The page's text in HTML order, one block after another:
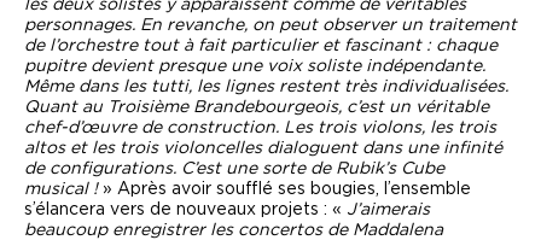
les deux solistes y apparaissent comme de véritables
personnages. En revanche, on peut observer un traitement
de l’orchestre tout à fait particulier et fascinant : chaque
pupitre devient presque une voix soliste indépendante.
Même dans les tutti, les lignes restent très individualisées.
Quant au Troisième Brandebourgeois, c’est un véritable
chef-d’œuvre de construction. Les trois violons, les trois
altos et les trois violoncelles dialoguent dans une infinité
de configurations. C’est une sorte de Rubik’s Cube
musical ! » Après avoir soufflé ses bougies, l’ensemble
s’élancera vers de nouveaux projets : « J’aimerais
beaucoup enregistrer les concertos de Maddalena